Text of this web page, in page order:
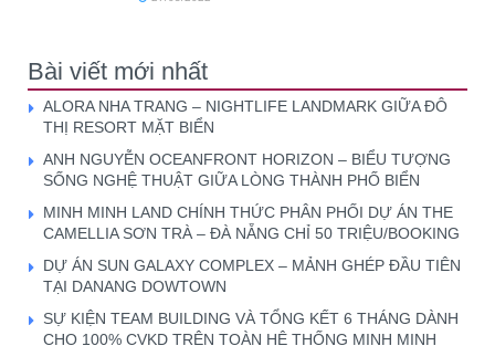
Bài viết mới nhất
ALORA NHA TRANG – NIGHTLIFE LANDMARK GIỮA ĐÔ
THỊ RESORT MẶT BIỂN
ANH NGUYỄN OCEANFRONT HORIZON – BIỂU TƯỢNG
SỐNG NGHỆ THUẬT GIỮA LÒNG THÀNH PHỐ BIỂN
MINH MINH LAND CHÍNH THỨC PHÂN PHỐI DỰ ÁN THE
CAMELLIA SƠN TRÀ – ĐÀ NẴNG CHỈ 50 TRIỆU/BOOKING
DỰ ÁN SUN GALAXY COMPLEX – MẢNH GHÉP ĐẦU TIÊN
TẠI DANANG DOWTOWN
SỰ KIỆN TEAM BUILDING VÀ TỔNG KẾT 6 THÁNG DÀNH
CHO 100% CVKD TRÊN TOÀN HỆ THỐNG MINH MINH